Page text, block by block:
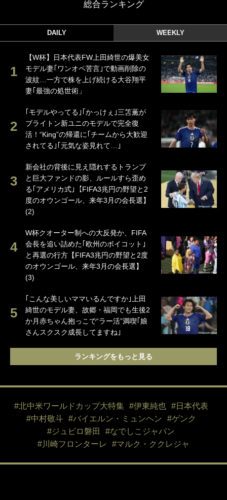
総合ランキング
DAILY WEEKLY
【W杯】日本代表FW上田綺世の爆美女
モデル妻｢ワンオペ苦言｣で動画削除の
波紋…一方で株を上げ続ける大谷翔平
妻｢最強の処世術」
｢モデルやってる｣｢かっけぇ｣三笘薫が
ブライトン新ユニのモデルで完全復
活！“King”の帰還に｢チームから大歓迎
されてる｣｢元気な姿見れて…｣
新会社の背後に見え隠れするトランプ
と巨大ファンドの影、ルールすら歪め
る｢アメリカ式｣【FIFA3兆円の野望と2
度のオウンゴール、来年3月の会長選】
(2)
W杯クオーター制への大反発か、FIFA
会長を追い詰めた｢欧州のボイコット｣
と再選の行方【FIFA3兆円の野望と2度
のオウンゴール、来年3月の会長選】
(3)
｢こんな美しいママいるんですか｣上田
綺世のモデル妻、故郷・福岡でも生後2
か月赤ちゃん抱っこで“ラー活”満喫｢娘
さんスクスク成長してますね｣
ランキングをもっと見る
#北中米ワールドカップ大特集 #伊東純也
#日本代表
#中村敬斗
#バイエルン・ミュンヘン
#ゲンク
#ジュビロ磐田
#なでしこジャパン
#川崎フロンターレ
#マルク・ククレジャ